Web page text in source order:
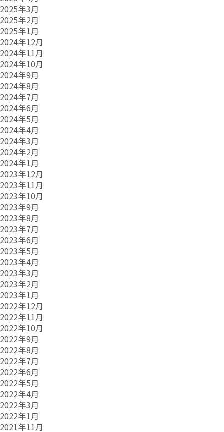
2025年3月
2025年2月
2025年1月
2024年12月
2024年11月
2024年10月
2024年9月
2024年8月
2024年7月
2024年6月
2024年5月
2024年4月
2024年3月
2024年2月
2024年1月
2023年12月
2023年11月
2023年10月
2023年9月
2023年8月
2023年7月
2023年6月
2023年5月
2023年4月
2023年3月
2023年2月
2023年1月
2022年12月
2022年11月
2022年10月
2022年9月
2022年8月
2022年7月
2022年6月
2022年5月
2022年4月
2022年3月
2022年1月
2021年11月